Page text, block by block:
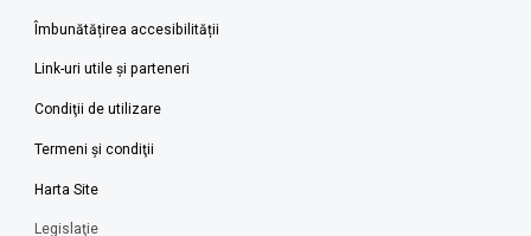
Îmbunătățirea accesibilității
Link-uri utile şi parteneri
Condiţii de utilizare
Termeni şi condiţii
Harta Site
Legislaţie